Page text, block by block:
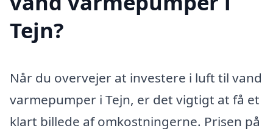
Tejn?
Når du overvejer at investere i luft til vand
varmepumper i Tejn, er det vigtigt at få et
klart billede af omkostningerne. Prisen på